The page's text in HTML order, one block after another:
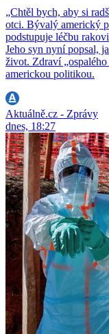
„Chtěl bych, aby si
otci. Bývalý americký
podstupuje léčbu
Jeho syn nyní popsal,
život. Zdraví
americkou politikou.
Aktuálně.cz - Zprávy
dnes, 18:27